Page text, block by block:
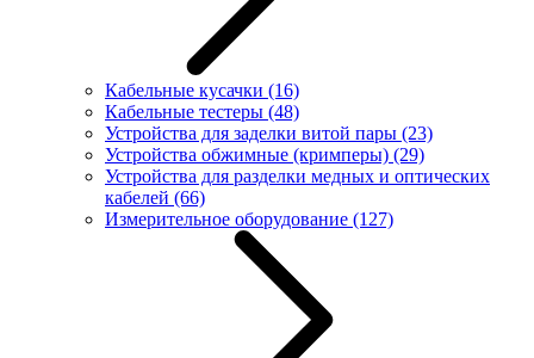
Кабельные кусачки (16)
Кабельные тестеры (48)
Устройства для заделки витой пары (23)
Устройства обжимные (кримперы) (29)
Устройства для разделки медных и оптических
кабелей (66)
Измерительное оборудование (127)